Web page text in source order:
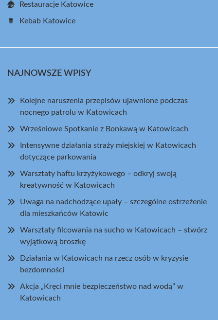
Restauracje Katowice
Kebab Katowice
NAJNOWSZE WPISY
Kolejne naruszenia przepisów ujawnione podczas
nocnego patrolu w Katowicach
Wrześniowe Spotkanie z Bonkawą w Katowicach
Intensywne działania straży miejskiej w Katowicach
dotyczące parkowania
Warsztaty haftu krzyżykowego – odkryj swoją
kreatywność w Katowicach
Uwaga na nadchodzące upały – szczególne ostrzeżenie
dla mieszkańców Katowic
Warsztaty filcowania na sucho w Katowicach – stwórz
wyjątkową broszkę
Działania w Katowicach na rzecz osób w kryzysie
bezdomności
Akcja „Kręci mnie bezpieczeństwo nad wodą” w
Katowicach